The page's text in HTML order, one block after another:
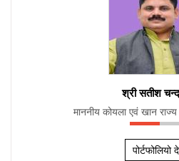
श्री सतीश
माननीय कोयला एवं खान
पोर्टफोलियो